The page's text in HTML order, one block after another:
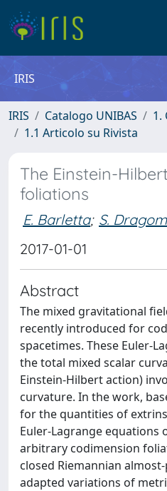
IRIS
IRIS Catalogo UNIBAS
1.
1.1 Articolo su Rivista
The Einstein-
foliations
E. Barletta; S.
2017-01-01
Abstract
The mixed gravitational
recently introduced for
spacetimes. These Euler-
the total mixed scalar
Einstein-Hilbert action)
curvature. In the work,
for the quantities of
Euler-Lagrange equations
arbitrary codimension
closed Riemannian
adapted variations of